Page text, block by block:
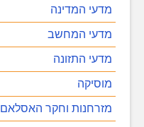
מדעי המדינה
מדעי המחשב
מדעי התזונה
מוסיקה
מזרחנות וחקר האסלאם